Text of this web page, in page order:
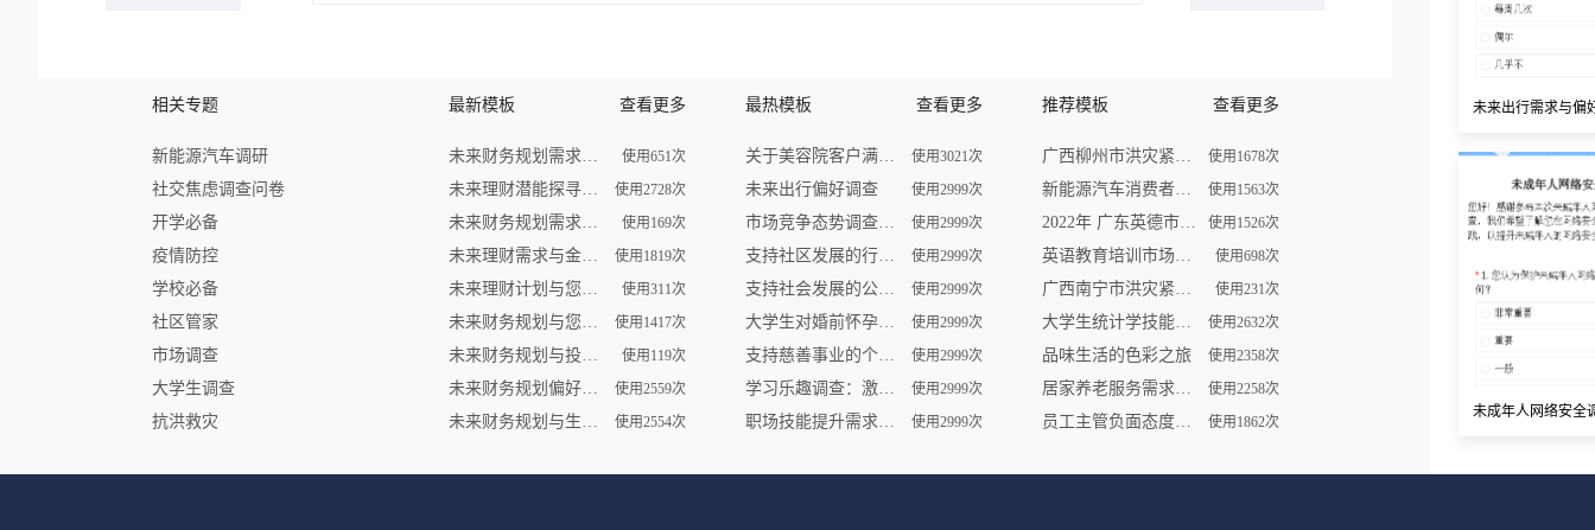
相关专题
新能源汽车调研
社交焦虑调查问卷
开学必备
疫情防控
学校必备
社区管家
市场调查
大学生调查
抗洪救灾
最新模板 查看更多
未来财务规划需求调查 使用651次
未来理财潜能探寻调查 使用2728次
未来财务规划需求调查 使用169次
未来理财需求与金融形势调查 使用1819次
未来理财计划与您共享 | 金融服务调查 使用311次
未来财务规划与您——一场智慧之旅 使用1417次
未来财务规划与投资展望调查 使用119次
未来财务规划偏好及理财趋势调查 使用2559次
未来财务规划与生活愿景调查 使用2554次
最热模板 查看更多
关于美容院客户满意度的问卷调查 使用3021次
未来出行偏好调查 使用2999次
市场竞争态势调查问卷 使用2999次
支持社区发展的行动调查 使用2999次
支持社会发展的公益组织参与及需求调查 使用2999次
大学生对婚前怀孕认知调查 使用2999次
支持慈善事业的个人行为调查 使用2999次
学习乐趣调查：激发学员学习动力 使用2999次
职场技能提升需求调查 使用2999次
推荐模板 查看更多
广西柳州市洪灾紧急求助信息登记表 使用1678次
新能源汽车消费者购买车意向调查问卷 使用1563次
2022年 广东英德市洪灾紧急求助信息登记表 使用1526次
英语教育培训市场调查问卷表模板 使用698次
广西南宁市洪灾紧急求助信息登记表 使用231次
大学生统计学技能调查问卷 使用2632次
品味生活的色彩之旅 使用2358次
居家养老服务需求调研问卷 使用2258次
员工主管负面态度问卷 使用1862次
未来出行需求与偏
未成年人网络安全